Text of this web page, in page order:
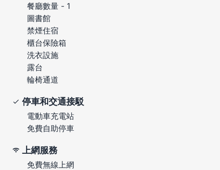
餐廳數量 - 1
圖書館
禁煙住宿
櫃台保險箱
洗衣設施
露台
輪椅通道
停車和交通接駁
電動車充電站
免費自助停車
上網服務
免費無線上網